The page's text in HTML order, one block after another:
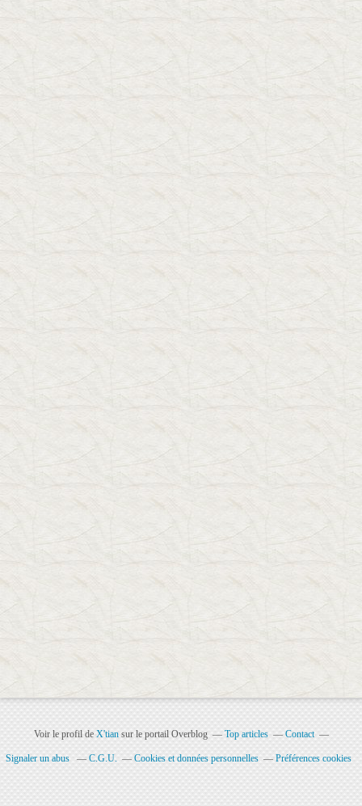
Voir le profil de X'tiansur le portail Overblog Top articles Contact
Signaler un abus C.G.U. Cookies et données personnelles Préférences cookies